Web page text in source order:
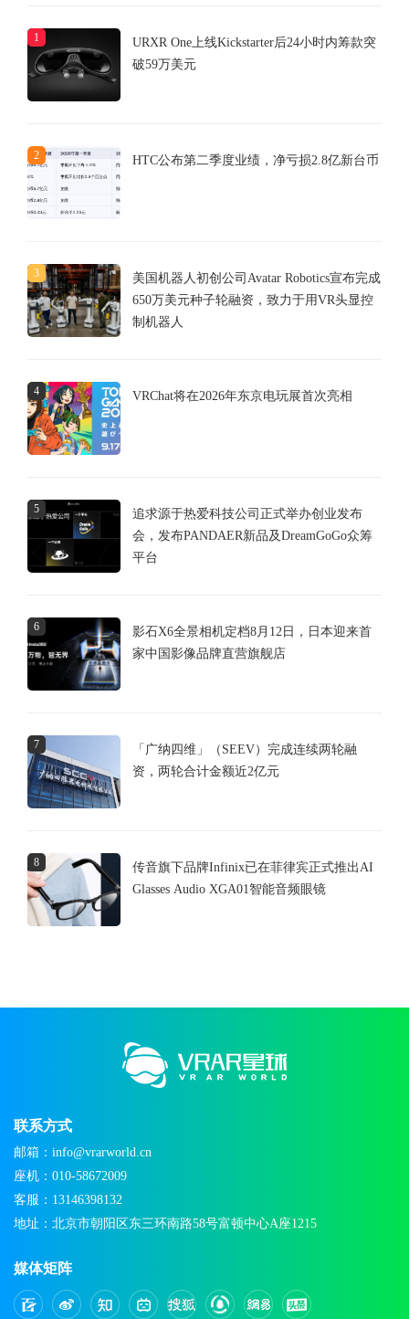
1
URXR One上线Kickstarter后24小时内筹款突
破59万美元
2 HTC公布第二季度业绩，净亏损2.8亿新台币
3
美国机器人初创公司Avatar Robotics宣布完成
650万美元种子轮融资，致力于用VR头显控
制机器人
4 VRChat将在2026年东京电玩展首次亮相
5
追求源于热爱科技公司正式举办创业发布
会，发布PANDAER新品及DreamGoGo众筹
平台
6
影石X6全景相机定档8月12日，日本迎来首
家中国影像品牌直营旗舰店
7
「广纳四维」（SEEV）完成连续两轮融
资，两轮合计金额近2亿元
8
传音旗下品牌Infinix已在菲律宾正式推出AI
Glasses Audio XGA01智能音频眼镜
联系方式
邮箱：info@vrarworld.cn
座机：010-58672009
客服：13146398132
地址：北京市朝阳区东三环南路58号富顿中心A座1215
媒体矩阵